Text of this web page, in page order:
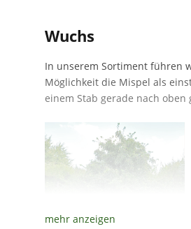
Wuchs
In unserem Sortiment führen
Möglichkeit die Mispel als
einem Stab gerade nach